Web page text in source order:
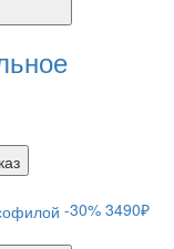
-30% 3490₽